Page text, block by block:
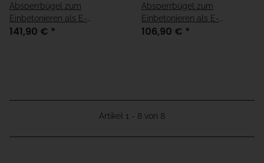
Absperrbügel zum
Einbetonieren als E-
Ladesäulenschutz in weiß,
141,90 € *
Absperrbügel zum
Einbetonieren als E-
Ladesäulenschutz in weiß,
106,90 € *
Artikel 1 - 8 von 8